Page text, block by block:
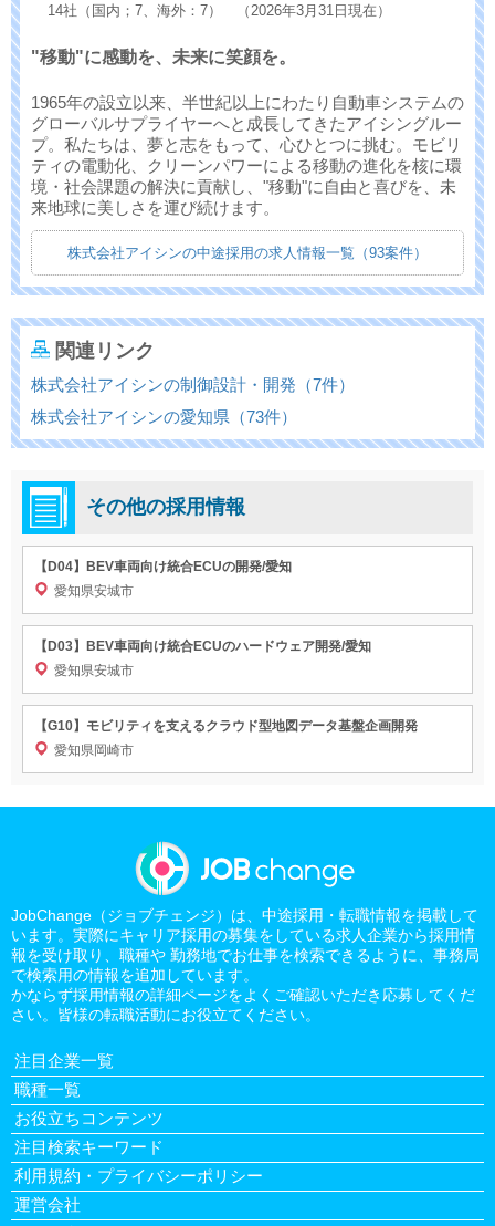
14社（国内；7、海外：7） （2026年3月31日現在）
"移動"に感動を、未来に笑顔を。
1965年の設立以来、半世紀以上にわたり自動車システムの
グローバルサプライヤーへと成長してきたアイシングルー
プ。私たちは、夢と志をもって、心ひとつに挑む。モビリ
ティの電動化、クリーンパワーによる移動の進化を核に環
境・社会課題の解決に貢献し、"移動"に自由と喜びを、未
来地球に美しさを運び続けます。
株式会社アイシンの中途採用の求人情報一覧（93案件）
関連リンク
株式会社アイシンの制御設計・開発（7件）
株式会社アイシンの愛知県（73件）
その他の採用情報
【D04】BEV車両向け統合ECUの開発/愛知
愛知県安城市
【D03】BEV車両向け統合ECUのハードウェア開発/愛知
愛知県安城市
【G10】モビリティを支えるクラウド型地図データ基盤企画開発
愛知県岡崎市
JobChange（ジョブチェンジ）は、中途採用・転職情報を掲載して
います。実際にキャリア採用の募集をしている求人企業から採用情
報を受け取り、職種や 勤務地でお仕事を検索できるように、事務局
で検索用の情報を追加しています。
かならず採用情報の詳細ページをよくご確認いただき応募してくだ
さい。皆様の転職活動にお役立てください。
注目企業一覧
職種一覧
お役立ちコンテンツ
注目検索キーワード
利用規約・プライバシーポリシー
運営会社